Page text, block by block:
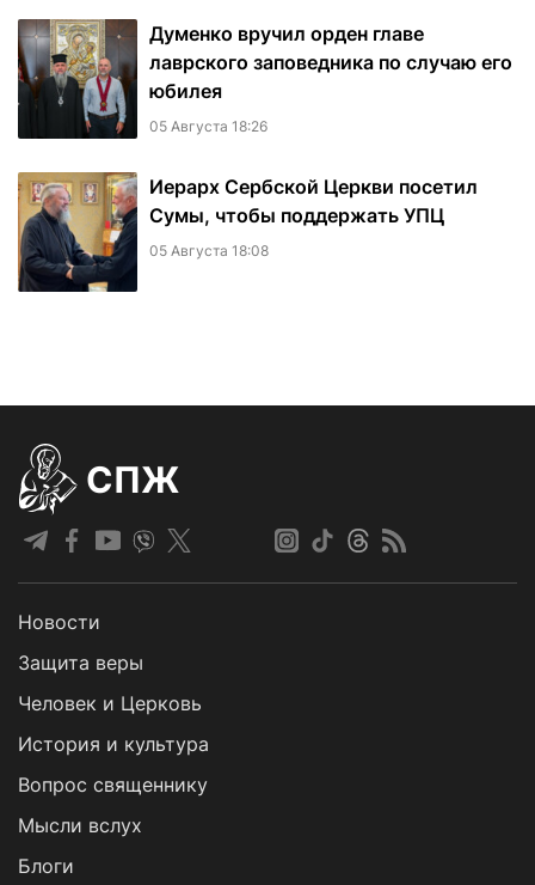
Думенко вручил орден главе
лаврского заповедника по случаю его
юбилея
05 Августа 18:26
Иерарх Сербской Церкви посетил
Сумы, чтобы поддержать УПЦ
05 Августа 18:08
СПЖ
Новости
Защита веры
Человек и Церковь
История и культура
Вопрос священнику
Мысли вслух
Блоги